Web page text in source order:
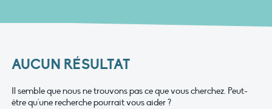
AUCUN RÉSULTAT
Il semble que nous ne trouvons pas ce que vous cherchez. Peut-
être qu'une recherche pourrait vous aider ?